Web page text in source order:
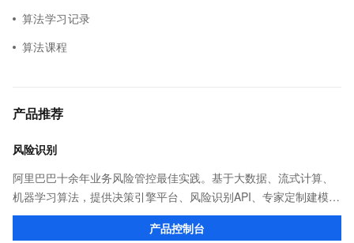
算法学习记录
算法课程
产品推荐
风险识别
阿里巴巴十余年业务风险管控最佳实践。基于大数据、流式计算、
机器学习算法，提供决策引擎平台、风险识别API、专家定制建模等
多维风控服务，一站式解决企业在用户注册、运营活动、交易、信
贷审核等关键业务中所遇到的欺诈问题。
产品控制台